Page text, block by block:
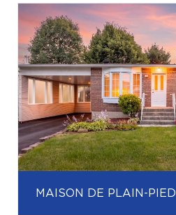
MAISON DE PLAIN-PIED